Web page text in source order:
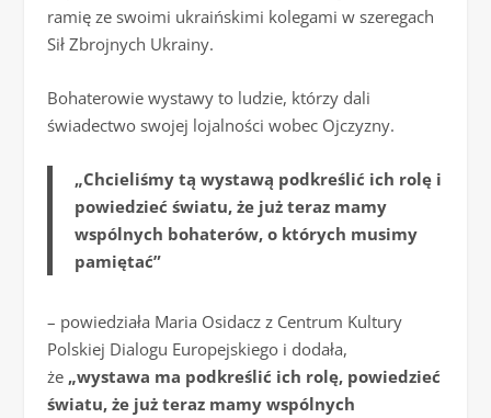
ramię ze swoimi ukraińskimi kolegami w szeregach
Sił Zbrojnych Ukrainy.
Bohaterowie wystawy to ludzie, którzy dali
świadectwo swojej lojalności wobec Ojczyzny.
„Chcieliśmy tą wystawą podkreślić ich rolę i
powiedzieć światu, że już teraz mamy
wspólnych bohaterów, o których musimy
pamiętać”
– powiedziała Maria Osidacz z Centrum Kultury
Polskiej Dialogu Europejskiego i dodała,
że „wystawa ma podkreślić ich rolę, powiedzieć
światu, że już teraz mamy wspólnych